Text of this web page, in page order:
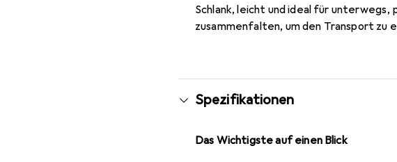
Schlank, leicht und ideal für unterwegs,
zusammenfalten, um den Transport
Spezifikationen
Das Wichtigste auf einen Blick